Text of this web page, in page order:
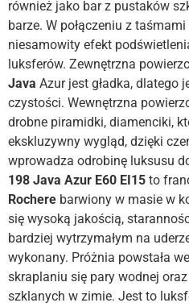
również jako bar z pustaków
barze. W połączeniu z
niesamowity efekt
luksferów. Zewnętrzna
Java Azur jest gładka, dlatego
czystości. Wewnętrzna
drobne piramidki, diamenciki,
ekskluzywny wygląd, dzięki
wprowadza odrobinę luksusu
198 Java Azur E60 EI15 to
Rochere barwiony w masie w
się wysoką jakością,
bardziej wytrzymałym na
wykonany. Próżnia powstała
skraplaniu się pary wodnej
szklanych w zimie. Jest to